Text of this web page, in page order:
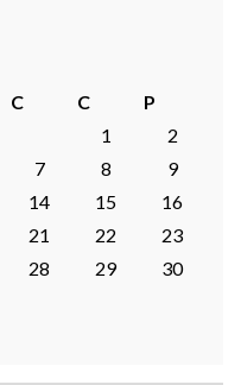
C C
P
1
2
7 8
9
14 15
16
21 22
23
28 29
30